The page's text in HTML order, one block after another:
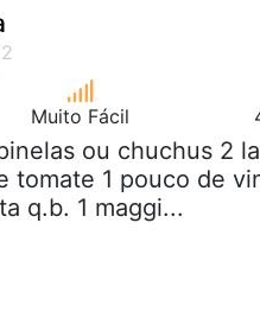
Muito Fácil
ou chuchus 2
tomate 1 pouco de
q.b. 1 maggi...